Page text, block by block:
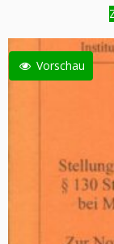
Vorschau